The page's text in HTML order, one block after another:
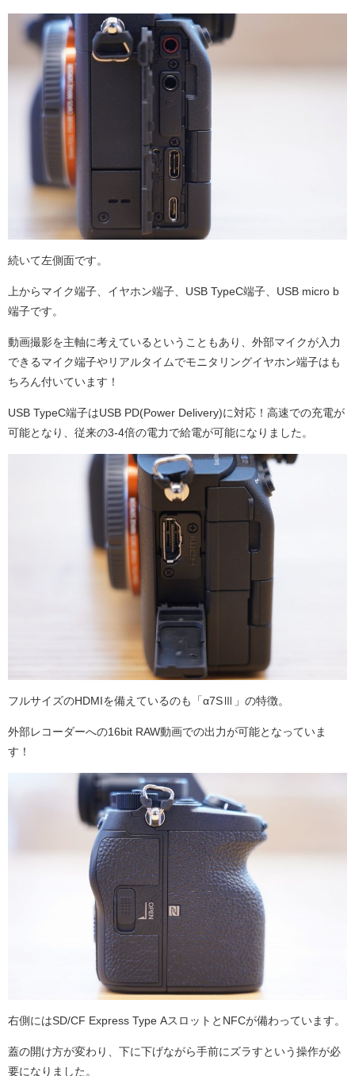
続いて左側面です。
上からマイク端子、イヤホン端子、USB TypeC端子、USB micro b
端子です。
動画撮影を主軸に考えているということもあり、外部マイクが入力
できるマイク端子やリアルタイムでモニタリングイヤホン端子はも
ちろん付いています！
USB TypeC端子はUSB PD(Power Delivery)に対応！高速での充電が
可能となり、従来の3-4倍の電力で給電が可能になりました。
フルサイズのHDMIを備えているのも「α7SⅢ」の特徴。
外部レコーダーへの16bit RAW動画での出力が可能となっていま
す！
右側にはSD/CF Express Type AスロットとNFCが備わっています。
蓋の開け方が変わり、下に下げながら手前にズラすという操作が必
要になりました。